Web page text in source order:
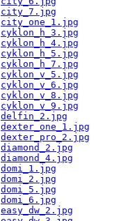
city_7.jpg
city_one_1.jpg
cyklon_h_3.jpg
cyklon_h_4.jpg
cyklon_h_5.jpg
cyklon_h_7.jpg
cyklon_v_5.jpg
cyklon_v_6.jpg
cyklon_v_8.jpg
cyklon_v_9.jpg
delfin_2.jpg
dexter_one_1.jpg
dexter_pro_2.jpg
diamond_2.jpg
diamond_4.jpg
domi_1.jpg
domi_2.jpg
domi_5.jpg
domi_6.jpg
easy_dw_2.jpg